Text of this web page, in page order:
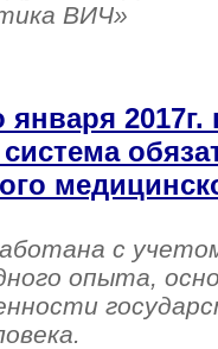
ВИЧ»
2017г.
с
опыта,